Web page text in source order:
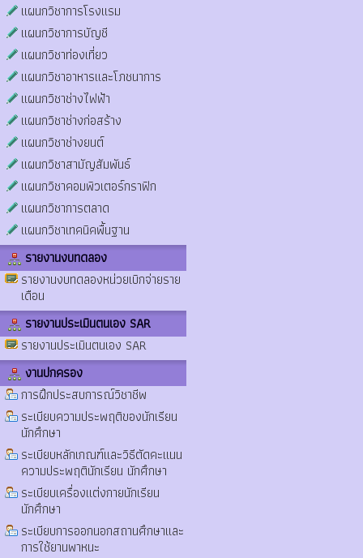
แผนกวิชาการโรงแรม
แผนกวิชาการบัญชี
แผนกวิชาท่องเที่ยว
แผนกวิชาอาหารและโภชนาการ
แผนกวิชาช่างไฟฟ้า
แผนกวิชาช่างก่อสร้าง
แผนกวิชาช่างยนต์
แผนกวิชาสามัญสัมพันธ์
แผนกวิชาคอมพิวเตอร์กราฟิก
แผนกวิชาการตลาด
แผนกวิชาเทคนิคพื้นฐาน
รายงานงบทดลอง
รายงานงบทดลองหน่วยเบิกจ่ายราย
เดือน
รายงานประเมินตนเอง SAR
รายงานประเมินตนเอง SAR
งานปกครอง
การฝึกประสบการณ์วิชาชีพ
ระเบียบความประพฤติของนักเรียน
นักศึกษา
ระเบียบหลักเกณฑ์และวิธีตัดคะแนน
ความประพฤตินักเรียน นักศึกษา
ระเบียบเครื่องแต่งกายนักเรียน
นักศึกษา
ระเบียบการออกนอกสถานศึกษาและ
การใช้ยานพาหนะ